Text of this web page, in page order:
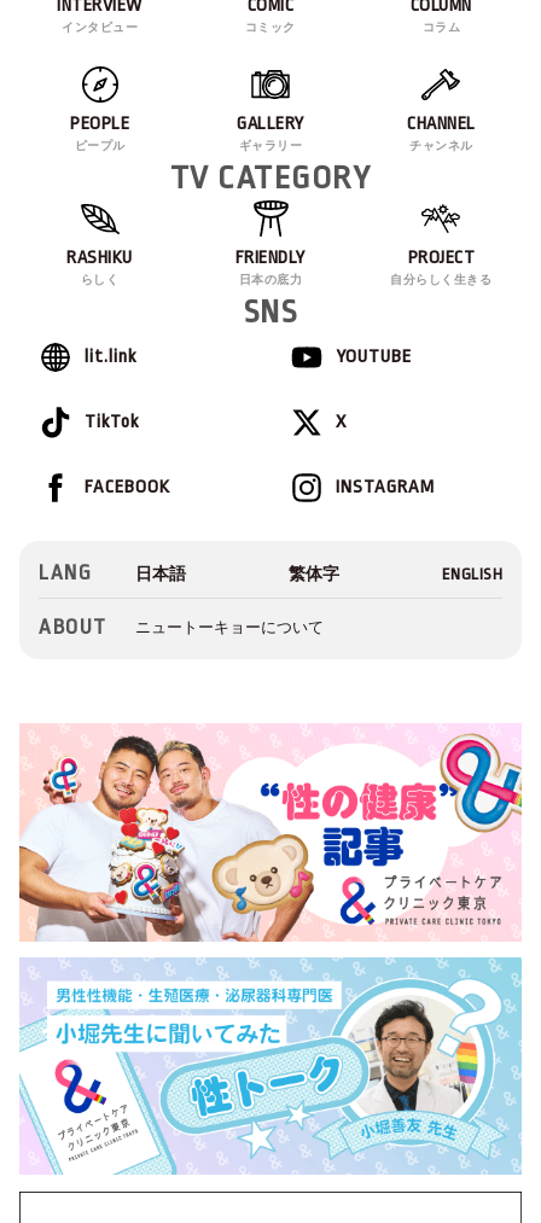
INTERVIEW
インタビュー
COMIC
コミック
COLUMN
コラム
PEOPLE
ピープル
GALLERY
ギャラリー
CHANNEL
チャンネル
TV CATEGORY
RASHIKU
らしく
FRIENDLY
日本の底力
PROJECT
自分らしく生きる
SNS
lit.link YOUTUBE
TikTok X
INSTAGRAM
FACEBOOK
LANG
ABOUT ニュートーキョーについて